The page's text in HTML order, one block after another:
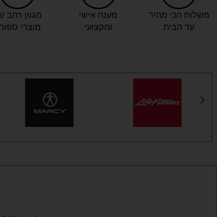
משלוח הכי מהיר
עד הבית
מענה אישי
ומקצועי
מגוון רחב
מוצרי